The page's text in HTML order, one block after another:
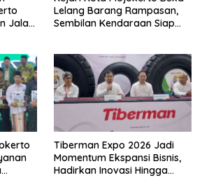
Jalan
Lelang Barang Rampasan,
Sembilan Kendaraan Siap
Tiberman Expo 2026 Jadi
Momentum Ekspansi Bisnis,
Hadirkan Inovasi Hingga